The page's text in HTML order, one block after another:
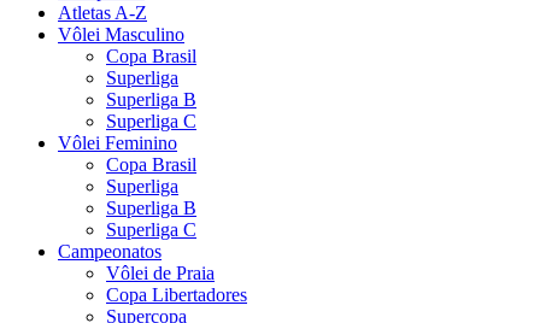
Atletas A-Z
Vôlei Masculino
Copa Brasil
Superliga
Superliga B
Superliga C
Vôlei Feminino
Copa Brasil
Superliga
Superliga B
Superliga C
Campeonatos
Vôlei de Praia
Copa Libertadores
Supercopa